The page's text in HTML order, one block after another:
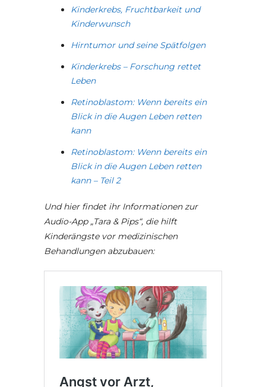
Kinderkrebs, Fruchtbarkeit und
Kinderwunsch
Hirntumor und seine Spätfolgen
Kinderkrebs – Forschung rettet
Leben
Retinoblastom: Wenn bereits ein
Blick in die Augen Leben retten
kann
Retinoblastom: Wenn bereits ein
Blick in die Augen Leben retten
kann – Teil 2
Und hier findet ihr Informationen zur
Audio-App „Tara & Pips“, die hilft
Kinderängste vor medizinischen
Behandlungen abzubauen: